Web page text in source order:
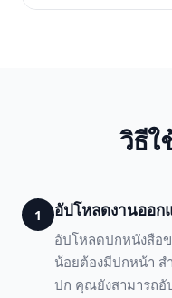
วิธีใ
1 อัปโหลดงานออ
อัปโหลดปกหนังสือ
น้อยต้องมีปกหน้า ส
ปก คุณยังสามารถอั